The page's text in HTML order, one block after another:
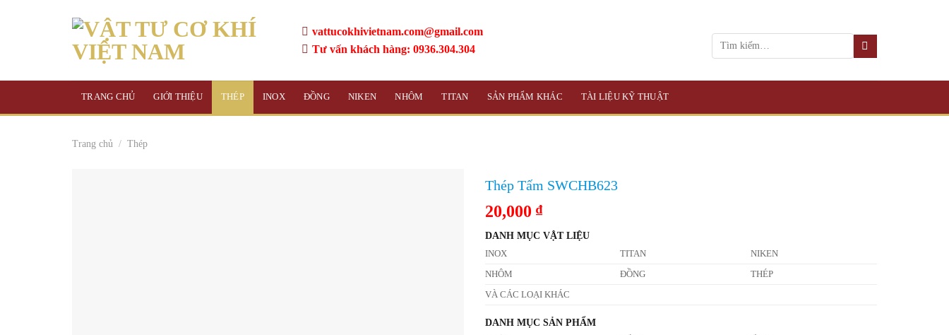
vattucokhivietnam.com@gmail.com
Tư vấn khách hàng: 0936.304.304
TRANG CHỦ GIỚI THIỆU THÉP INOX ĐỒNG NIKEN NHÔM TITAN SẢN PHẨM KHÁC TÀI LIỆU KỸ THUẬT
Trang chủ / Thép
Thép Tấm SWCHB623
20,000 ₫
DANH MỤC VẬT LIỆU
INOX TITAN NIKEN
NHÔM ĐỒNG THÉP
VÀ CÁC LOẠI KHÁC
DANH MỤC SẢN PHẨM